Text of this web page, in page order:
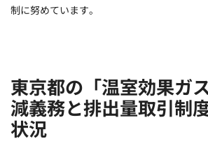
制に努めています。
東京都の「温室効果ガ
減義務と排出量取引制
状況